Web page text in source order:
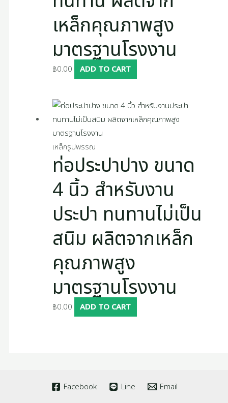
เหล็กคุณภาพสูง
มาตรฐานโรงงาน
฿0.00 ADD TO CART
เหล็กรูปพรรณ
ท่อประปาปาง ขนาด
4 นิ้ว สำหรับงาน
ประปา ทนทานไม่เป็น
สนิม ผลิตจากเหล็ก
คุณภาพสูง
มาตรฐานโรงงาน
฿0.00 ADD TO CART
Facebook Line Email